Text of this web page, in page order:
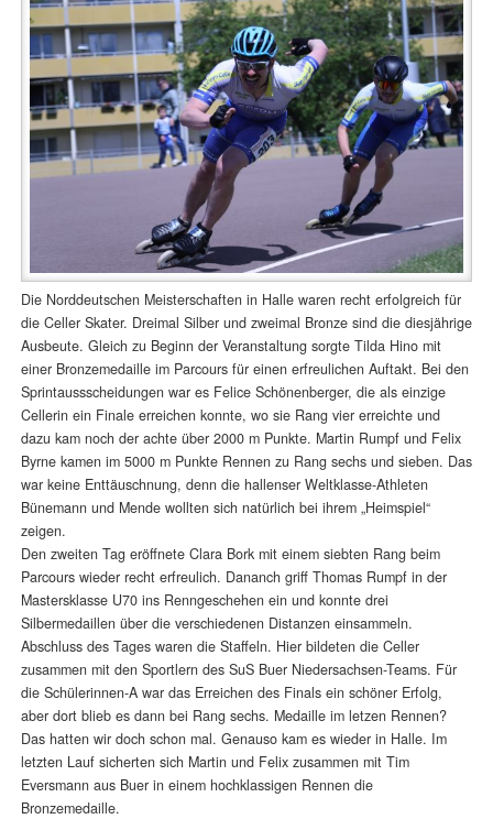
Die Norddeutschen Meisterschaften in Halle waren recht erfolgreich für
die Celler Skater. Dreimal Silber und zweimal Bronze sind die diesjährige
Ausbeute. Gleich zu Beginn der Veranstaltung sorgte Tilda Hino mit
einer Bronzemedaille im Parcours für einen erfreulichen Auftakt. Bei den
Sprintaussscheidungen war es Felice Schönenberger, die als einzige
Cellerin ein Finale erreichen konnte, wo sie Rang vier erreichte und
dazu kam noch der achte über 2000 m Punkte. Martin Rumpf und Felix
Byrne kamen im 5000 m Punkte Rennen zu Rang sechs und sieben. Das
war keine Enttäuschnung, denn die hallenser Weltklasse-Athleten
Bünemann und Mende wollten sich natürlich bei ihrem „Heimspiel“
zeigen.
Den zweiten Tag eröffnete Clara Bork mit einem siebten Rang beim
Parcours wieder recht erfreulich. Dananch griff Thomas Rumpf in der
Mastersklasse U70 ins Renngeschehen ein und konnte drei
Silbermedaillen über die verschiedenen Distanzen einsammeln.
Abschluss des Tages waren die Staffeln. Hier bildeten die Celler
zusammen mit den Sportlern des SuS Buer Niedersachsen-Teams. Für
die Schülerinnen-A war das Erreichen des Finals ein schöner Erfolg,
aber dort blieb es dann bei Rang sechs. Medaille im letzen Rennen?
Das hatten wir doch schon mal. Genauso kam es wieder in Halle. Im
letzten Lauf sicherten sich Martin und Felix zusammen mit Tim
Eversmann aus Buer in einem hochklassigen Rennen die
Bronzemedaille.